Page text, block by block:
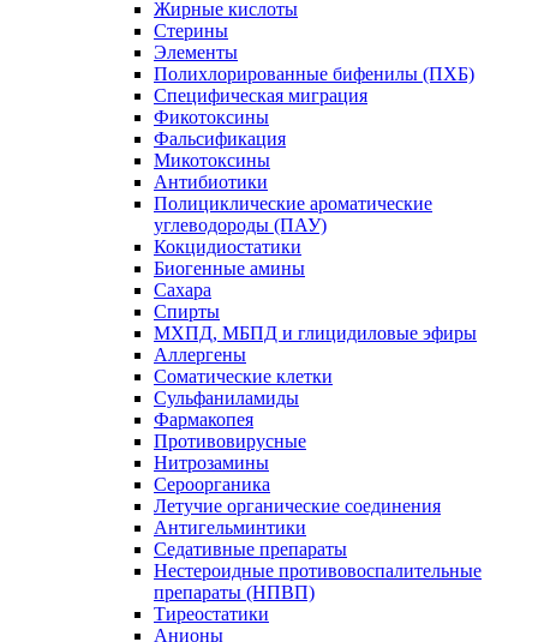
Жирные кислоты
Стерины
Элементы
Полихлорированные бифенилы (ПХБ)
Специфическая миграция
Фикотоксины
Фальсификация
Микотоксины
Антибиотики
Полициклические ароматические
углеводороды (ПАУ)
Кокцидиостатики
Биогенные амины
Сахара
Спирты
МХПД, МБПД и глицидиловые эфиры
Аллергены
Соматические клетки
Сульфаниламиды
Фармакопея
Противовирусные
Нитрозамины
Сероорганика
Летучие органические соединения
Антигельминтики
Седативные препараты
Нестероидные противовоспалительные
препараты (НПВП)
Тиреостатики
Анионы